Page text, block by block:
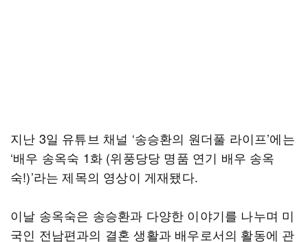
지난 3일 유튜브 채널 ‘송승환의 원더풀 라이프’에는
‘배우 송옥숙 1화 (위풍당당 명품 연기 배우 송옥
숙!)’라는 제목의 영상이 게재됐다.
이날 송옥숙은 송승환과 다양한 이야기를 나누며 미
국인 전남편과의 결혼 생활과 배우로서의 활동에 관